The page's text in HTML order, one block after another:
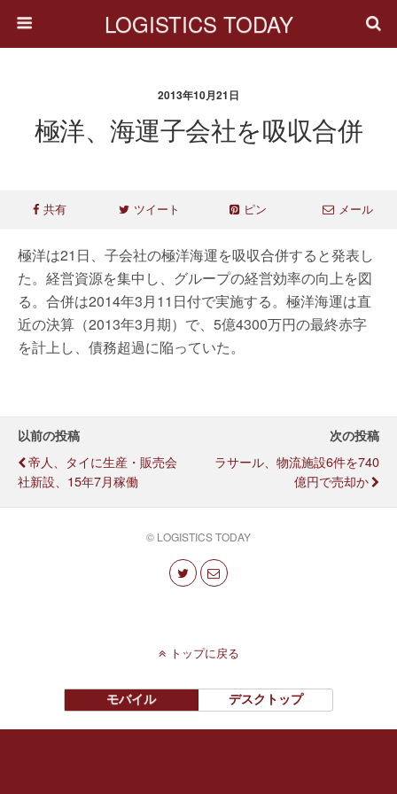
LOGISTICS TODAY
2013年10月21日
極洋、海運子会社を吸収合併
共有 ツイート ピン メール
極洋は21日、子会社の極洋海運を吸収合併すると発表し
た。経営資源を集中し、グループの経営効率の向上を図
る。合併は2014年3月11日付で実施する。極洋海運は直
近の決算（2013年3月期）で、5億4300万円の最終赤字
を計上し、債務超過に陥っていた。
以前の投稿
帝人、タイに生産・販売会
社新設、15年7月稼働
次の投稿
ラサール、物流施設6件を740
億円で売却か
© LOGISTICS TODAY
トップに戻る
モバイル デスクトップ